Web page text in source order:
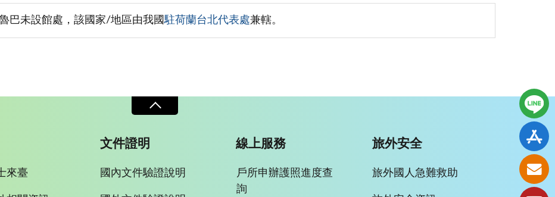
巴未設館處，該國家/地區由我國駐荷蘭台北代表處兼轄。
來臺
文件證明
國內文件驗證說明
線上服務
戶所申辦護照進度查
詢
旅外安全
旅外國人急難救助